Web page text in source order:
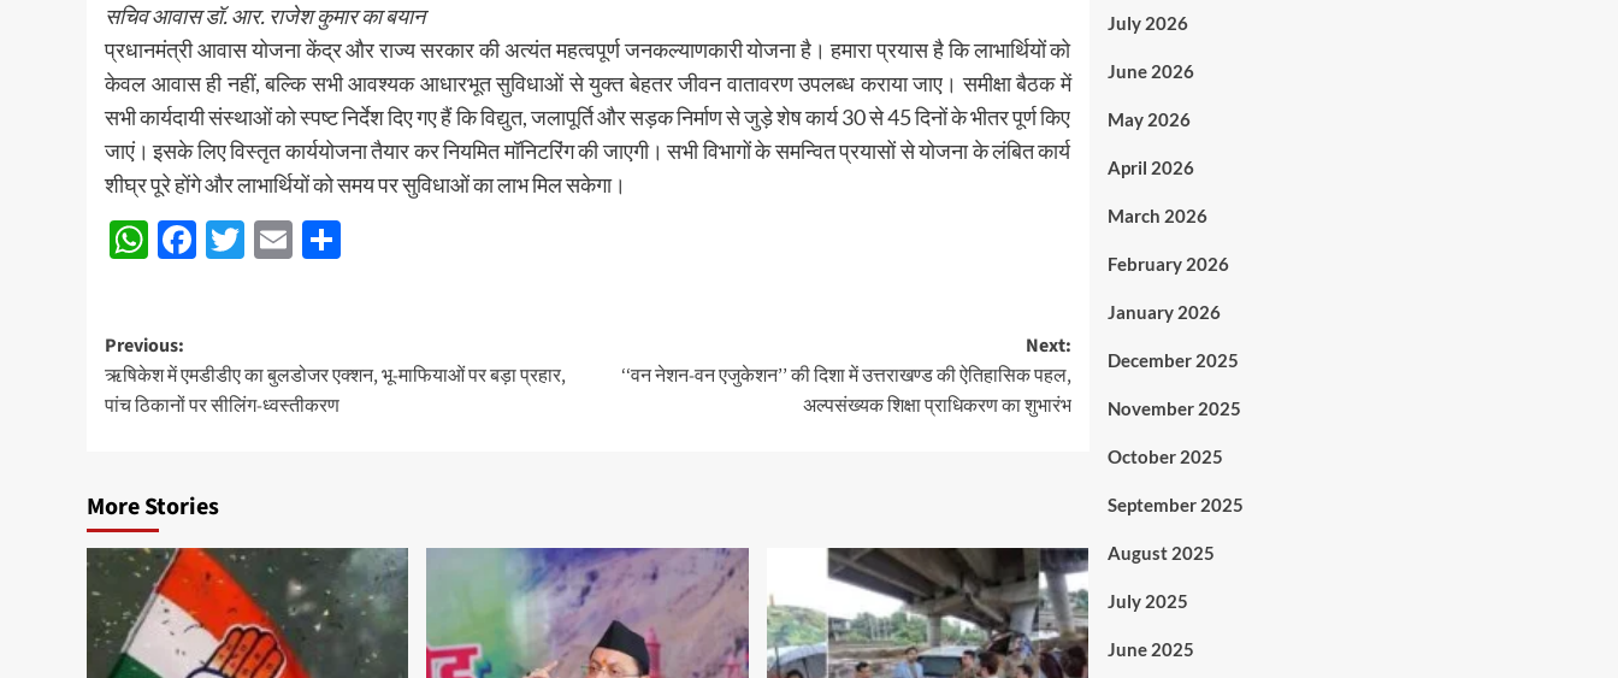
सचिव आवास डॉ. आर. राजेश कुमार का बयान
प्रधानमंत्री आवास योजना केंद्र और राज्य सरकार की अत्यंत महत्वपूर्ण जनकल्याणकारी योजना है। हमारा प्रयास है कि लाभार्थियों को
केवल आवास ही नहीं, बल्कि सभी आवश्यक आधारभूत सुविधाओं से युक्त बेहतर जीवन वातावरण उपलब्ध कराया जाए। समीक्षा बैठक में
सभी कार्यदायी संस्थाओं को स्पष्ट निर्देश दिए गए हैं कि विद्युत, जलापूर्ति और सड़क निर्माण से जुड़े शेष कार्य 30 से 45 दिनों के भीतर पूर्ण किए
जाएं। इसके लिए विस्तृत कार्ययोजना तैयार कर नियमित मॉनिटरिंग की जाएगी। सभी विभागों के समन्वित प्रयासों से योजना के लंबित कार्य
शीघ्र पूरे होंगे और लाभार्थियों को समय पर सुविधाओं का लाभ मिल सकेगा।
WhatsApp
Facebook
Twitter
Email
Post
navigation
Previous:
ऋषिकेश में एमडीडीए का बुलडोजर एक्शन, भू-माफियाओं पर बड़ा प्रहार,
पांच ठिकानों पर सीलिंग-ध्वस्तीकरण
Next:
‘‘वन नेशन-वन एजुकेशन’’ की दिशा में उत्तराखण्ड की ऐतिहासिक पहल,
अल्पसंख्यक शिक्षा प्राधिकरण का शुभारंभ
More Stories
July 2026
June 2026
May 2026
April 2026
March 2026
February 2026
January 2026
December 2025
November 2025
October 2025
September 2025
August 2025
July 2025
June 2025